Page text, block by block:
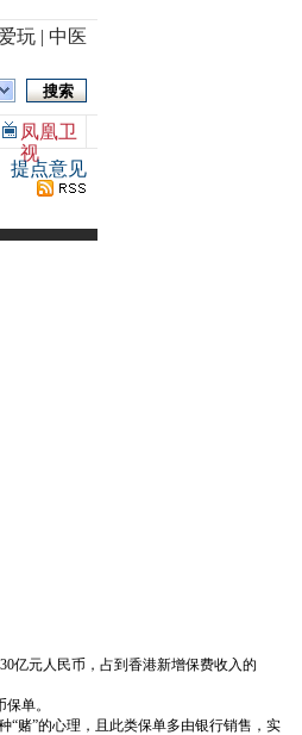
爱玩 | 中医
凤凰卫
视
提点意见
亿元人民币，占到香港新增保费收入的
单。
“赌”的心理，且此类保单多由银行销售，实